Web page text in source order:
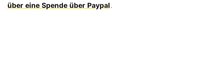
über eine Spende über Paypal.